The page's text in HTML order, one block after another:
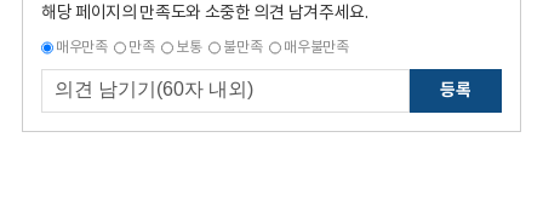
해당 페이지의 만족도와 소중한 의견 남겨주세요.
매우만족 만족 보통 불만족 매우불만족
등록